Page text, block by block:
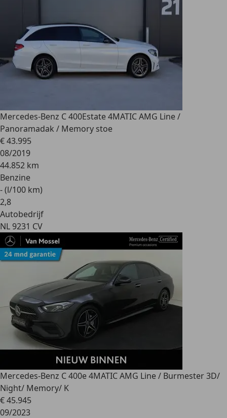
Mercedes-Benz C 400Estate 4MATIC AMG Line /
Panoramadak / Memory stoe
€ 43.995
08/2019
44.852 km
Benzine
- (l/100 km)
2,8
Autobedrijf
NL 9231 CV
Mercedes-Benz C 400e 4MATIC AMG Line / Burmester 3D/
Night/ Memory/ K
€ 45.945
09/2023